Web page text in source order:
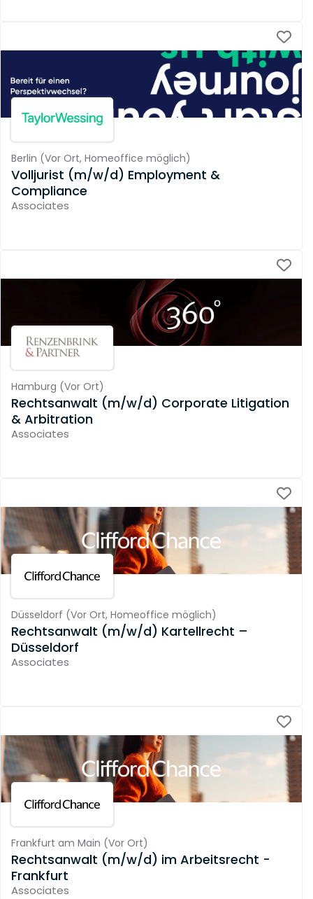
Berlin (Vor Ort, Homeoffice möglich)
Volljurist (m/w/d) Employment &
Compliance
Associates
Hamburg (Vor Ort)
Rechtsanwalt (m/w/d) Corporate Litigation
& Arbitration
Associates
Düsseldorf (Vor Ort, Homeoffice möglich)
Rechtsanwalt (m/w/d) Kartellrecht –
Düsseldorf
Associates
Frankfurt am Main (Vor Ort)
Rechtsanwalt (m/w/d) im Arbeitsrecht -
Frankfurt
Associates